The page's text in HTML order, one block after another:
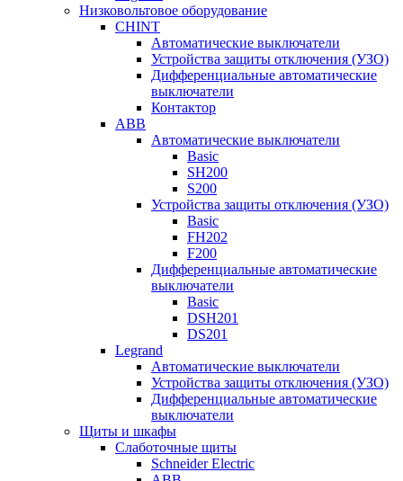
Низковольтовое оборудование
CHINT
Автоматические выключатели
Устройства защиты отключения (УЗО)
Дифференциальные автоматические
выключатели
Контактор
ABB
Автоматические выключатели
Basic
SH200
S200
Устройства защиты отключения (УЗО)
Basic
FH202
F200
Дифференциальные автоматические
выключатели
Basic
DSH201
DS201
Legrand
Автоматические выключатели
Устройства защиты отключения (УЗО)
Дифференциальные автоматические
выключатели
Щиты и шкафы
Слаботочные щиты
Schneider Electric